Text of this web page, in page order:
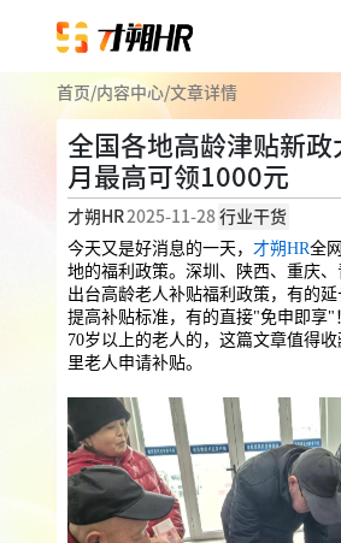
企业人事外包
用工外包
业务外包 岗位外包 灵活用工
员工福利
员工体验 员工商保 员工关怀
福利采购
法务咨询
服务案例
内容中心
关于才朔
公司介绍
联系我们
加入我们
首页/内容中心/文章详情
全国各地高龄津贴新政
月最高可领1000元
才朔HR2025-11-28 行业干货
今天又是好消息的一天， 才朔HR全
地的福利政策。深圳、陕西、重庆
出台高龄老人补贴福利政策，有的
提高补贴标准，有的直接"免申即享"
70岁以上的老人的，这篇文章值得
里老人申请补贴。